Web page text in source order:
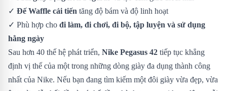
✓ Đế Waffle cải tiến tăng độ bám và độ linh hoạt
✓ Phù hợp cho đi làm, đi chơi, đi bộ, tập luyện và sử dụng
hằng ngày
Sau hơn 40 thế hệ phát triển, Nike Pegasus 42 tiếp tục khẳng
định vị thế của một trong những dòng giày đa dụng thành công
nhất của Nike. Nếu bạn đang tìm kiếm một đôi giày vừa đẹp, vừa